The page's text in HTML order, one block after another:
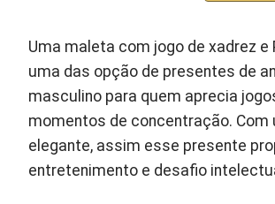
Uma maleta com jogo de xadrez e
uma das opção de presentes de
masculino para quem aprecia
momentos de concentração. Com
elegante, assim esse presente
entretenimento e desafio